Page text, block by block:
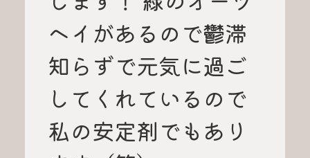
ヘイがあるので鬱滞
知らずで元気に過ご
してくれているので
私の安定剤でもあり